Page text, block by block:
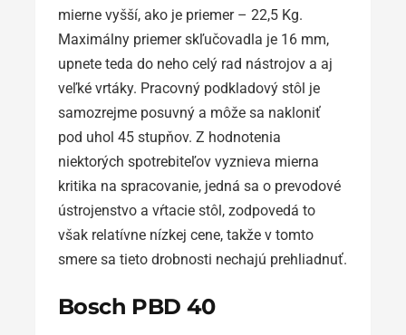
mierne vyšší, ako je priemer – 22,5 Kg.
Maximálny priemer skľučovadla je 16 mm,
upnete teda do neho celý rad nástrojov a aj
veľké vrtáky. Pracovný podkladový stôl je
samozrejme posuvný a môže sa nakloniť
pod uhol 45 stupňov. Z hodnotenia
niektorých spotrebiteľov vyznieva mierna
kritika na spracovanie, jedná sa o prevodové
ústrojenstvo a vŕtacie stôl, zodpovedá to
však relatívne nízkej cene, takže v tomto
smere sa tieto drobnosti nechajú prehliadnuť.
Bosch PBD 40